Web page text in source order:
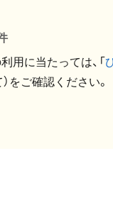
用に当たっては、「
をご確認ください。